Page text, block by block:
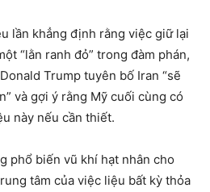
lần khẳng định rằng việc giữ lại
“lằn ranh đỏ” trong đàm phán,
Trump tuyên bố Iran “sẽ
và gợi ý rằng Mỹ cuối cùng có
này nếu cần thiết.
phổ biến vũ khí hạt nhân cho
tâm của việc liệu bất kỳ thỏa